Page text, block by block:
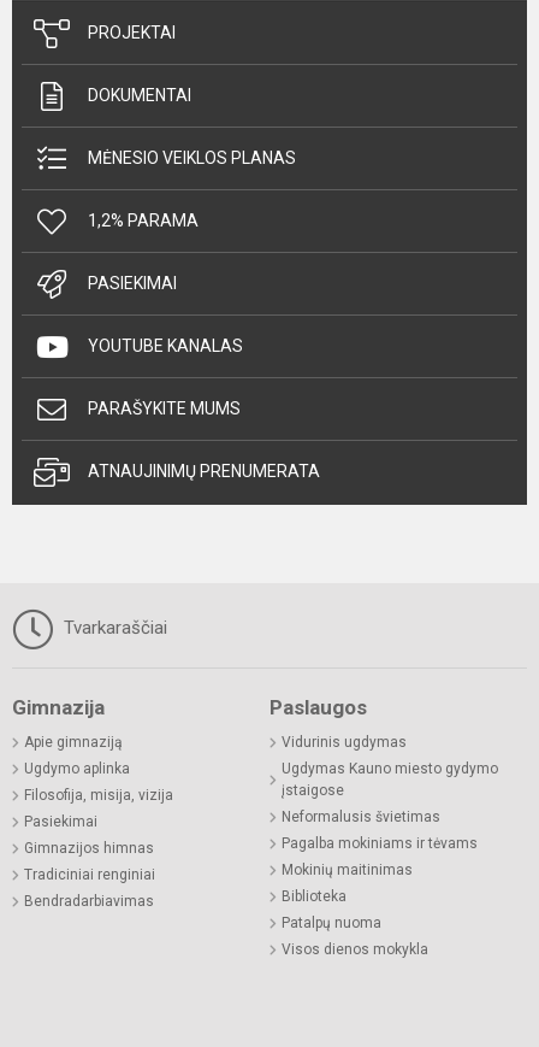
PROJEKTAI
DOKUMENTAI
MĖNESIO VEIKLOS PLANAS
1,2% PARAMA
PASIEKIMAI
YOUTUBE KANALAS
PARAŠYKITE MUMS
ATNAUJINIMŲ PRENUMERATA
Tvarkaraščiai
Gimnazija
Apie gimnaziją
Ugdymo aplinka
Filosofija, misija, vizija
Pasiekimai
Gimnazijos himnas
Tradiciniai renginiai
Bendradarbiavimas
Paslaugos
Vidurinis ugdymas
Ugdymas Kauno miesto gydymo
įstaigose
Neformalusis švietimas
Pagalba mokiniams ir tėvams
Mokinių maitinimas
Biblioteka
Patalpų nuoma
Visos dienos mokykla